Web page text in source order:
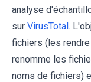
analyse
sur VirusTotal.
fichiers (les
renomme les
noms de fichiers)